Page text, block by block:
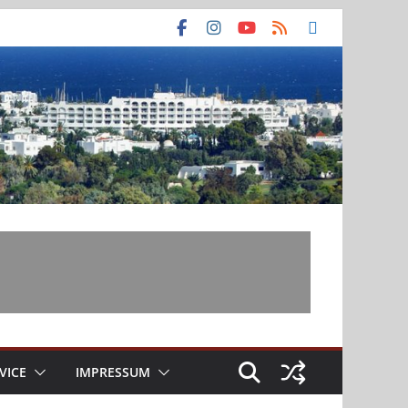
IMPRESSUM